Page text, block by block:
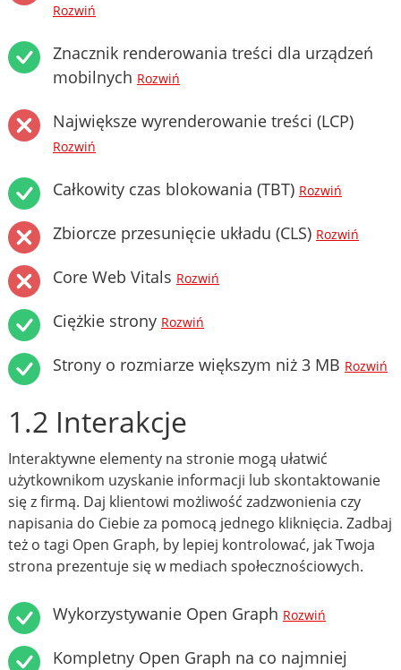
Rozwiń
Znacznik renderowania treści dla urządzeń
mobilnych Rozwiń
Największe wyrenderowanie treści (LCP)
Rozwiń
Całkowity czas blokowania (TBT) Rozwiń
Zbiorcze przesunięcie układu (CLS) Rozwiń
Core Web Vitals Rozwiń
Ciężkie strony Rozwiń
Strony o rozmiarze większym niż 3 MB Rozwiń
1.2 Interakcje
Interaktywne elementy na stronie mogą ułatwić
użytkownikom uzyskanie informacji lub skontaktowanie
się z firmą. Daj klientowi możliwość zadzwonienia czy
napisania do Ciebie za pomocą jednego kliknięcia. Zadbaj
też o tagi Open Graph, by lepiej kontrolować, jak Twoja
strona prezentuje się w mediach społecznościowych.
Wykorzystywanie Open Graph Rozwiń
Kompletny Open Graph na co najmniej